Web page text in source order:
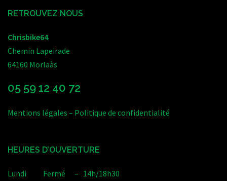
RETROUVEZ NOUS
Chrisbike64
Chemin Lapeirade
64160 Morlaàs
05 59 12 40 72
Mentions légales – Politique de confidentialité
HEURES D’OUVERTURE
Lundi Fermé – 14h/18h30